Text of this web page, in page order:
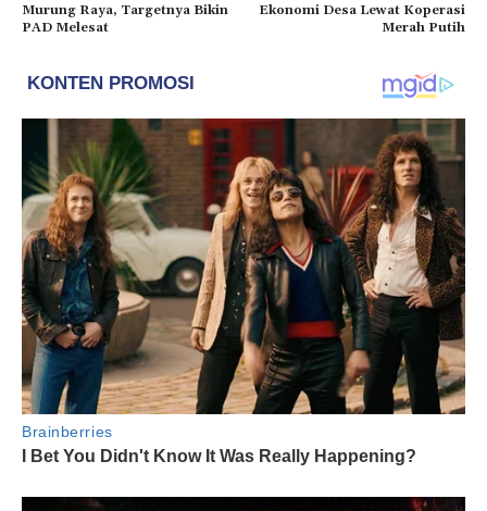
Murung Raya, Targetnya Bikin
PAD Melesat
Ekonomi Desa Lewat Koperasi
Merah Putih